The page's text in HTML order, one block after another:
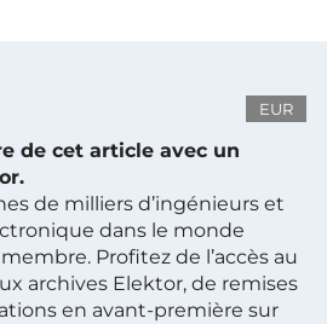
EUR
de cet article avec un
de milliers d’ingénieurs et
dans le monde
Profitez de l’accès au
archives Elektor, de remises
en avant-première sur